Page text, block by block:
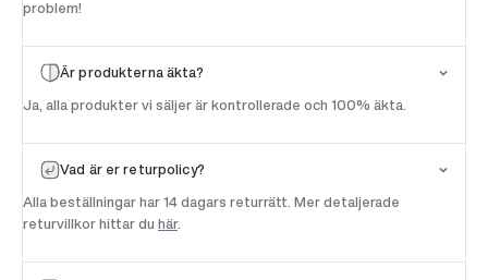
problem!
Är produkterna äkta?
Ja, alla produkter vi säljer är kontrollerade och 100% äkta.
Vad är er returpolicy?
Alla beställningar har 14 dagars returrätt. Mer detaljerade
returvillkor hittar du här.